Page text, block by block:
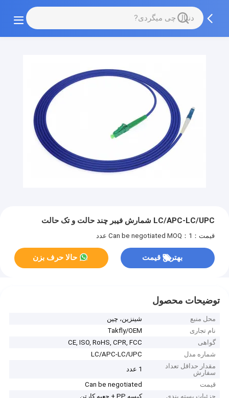
LC/APC-LC/UPC شمارش فیبر چند حالت و تک حالت
قیمت：Can be negotiated MOQ：1 عدد
بهترین قیمت حالا حرف بزن
توضیحات محصول
محل منبع
شينزين، چين
نام تجاری
Takfly/OEM
گواهی
CE, ISO, RoHS, CPR, FCC
شماره مدل
LC/APC-LC/UPC
مقدار حداقل تعداد
سفارش
1 عدد
قیمت
Can be negotiated
جزئیات بسته بندی
کیسه PP + جعبه کارتن